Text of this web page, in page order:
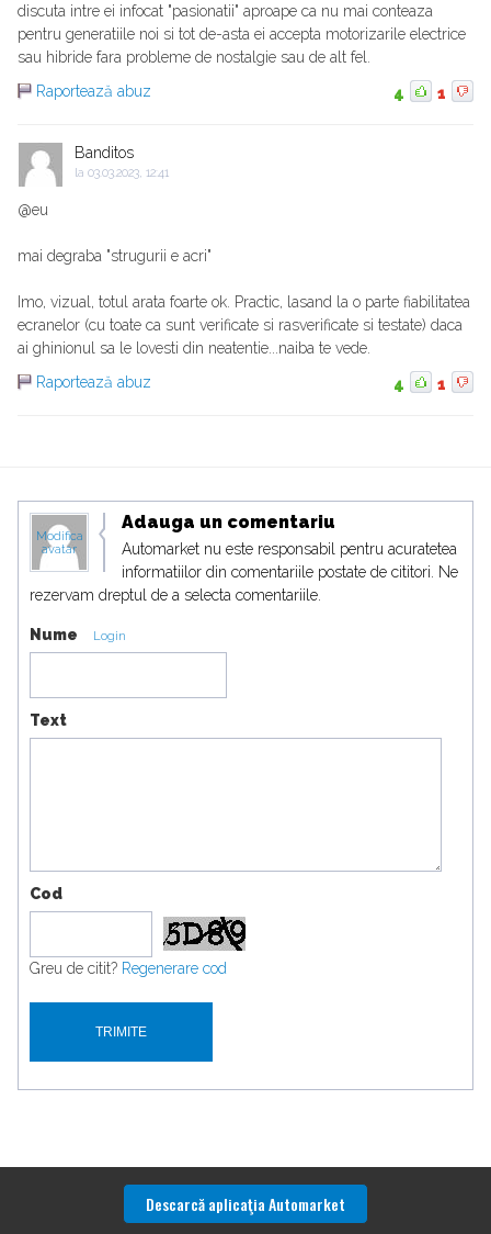
discuta intre ei infocat "pasionatii" aproape ca nu mai conteaza
pentru generatiile noi si tot de-asta ei accepta motorizarile electrice
sau hibride fara probleme de nostalgie sau de alt fel.
Raportează abuz
4 1
Banditos
la 03.03.2023, 12:41
@eu
mai degraba "strugurii e acri"
Imo, vizual, totul arata foarte ok. Practic, lasand la o parte fiabilitatea
ecranelor (cu toate ca sunt verificate si rasverificate si testate) daca
ai ghinionul sa le lovesti din neatentie...naiba te vede.
Raportează abuz
4 1
Modifica
avatar
Adauga un comentariu
Automarket nu este responsabil pentru acuratetea
informatiilor din comentariile postate de cititori. Ne
rezervam dreptul de a selecta comentariile.
Nume Login
Text
Cod
Greu de citit? Regenerare cod
Descarcă aplicaţia Automarket